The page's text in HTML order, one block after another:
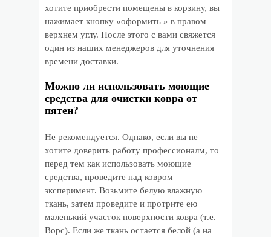
хотите приобрести помещены в корзину, вы
нажимает кнопку «оформить » в правом
верхнем углу. После этого с вами свяжется
один из наших менеджеров для уточнения
времени доставки.
Можно ли использовать моющие
средства для очистки ковра от
пятен?
Не рекомендуется. Однако, если вы не
хотите доверить работу профессионалм, то
перед тем как использовать моющие
средства, проведите над ковром
эксперимент. Возьмите белую влажную
ткань, затем проведите и протрите ею
маленький участок поверхности ковра (т.е.
Ворс). Если же ткань остается белой (а на